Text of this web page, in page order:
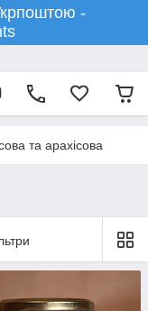
-
та арахісова